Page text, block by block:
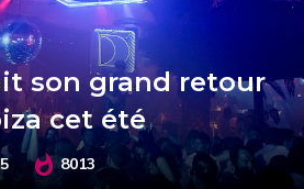
son grand retour
cet été
8013